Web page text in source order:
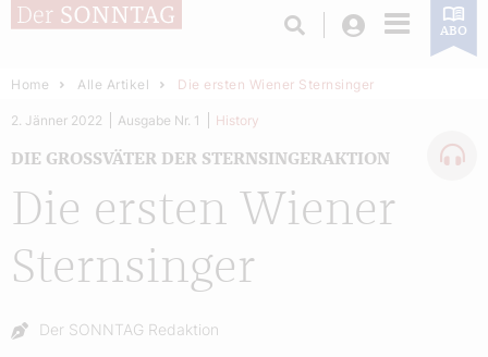
Login ABO
Home Alle Artikel Die ersten Wiener Sternsinger
Die ersten Wiener
Sternsinger
DIE GROSSVÄTER DER STERNSINGERAKTION
2. Jänner 2022 Ausgabe Nr. 1 History
Autor:
Der SONNTAG Redaktion